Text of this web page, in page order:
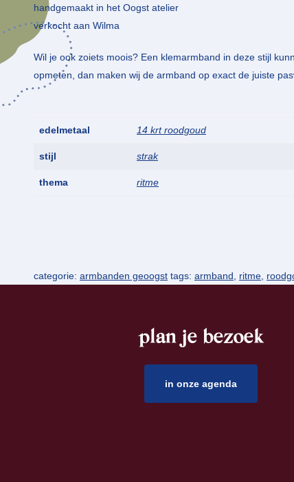
handgemaakt in het Oogst atelier
verkocht aan Wilma
Wil je ook zoiets moois? Een klemarmband in deze stijl
opmeten, dan maken wij de armband op exact de juiste
edelmetaal 14 krt roodgoud
stijl strak
thema ritme
categorie: armbanden geoogst tags: armband ritme
plan je bezoek
in onze agenda